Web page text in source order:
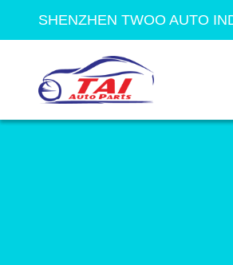
SHENZHEN TWOO AUTO